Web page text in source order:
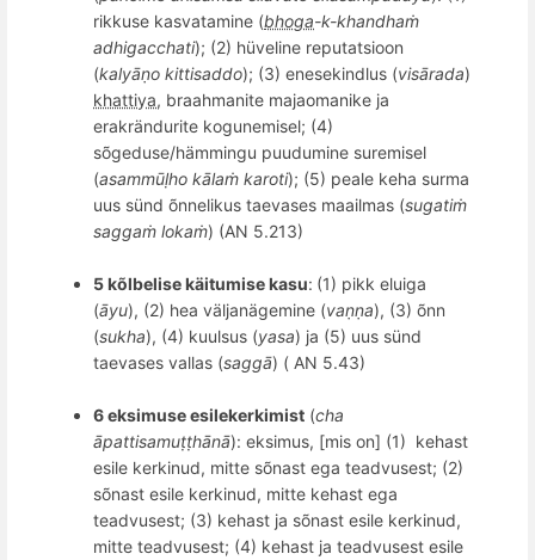
rikkuse kasvatamine (bhoga-k-khandhaṁ
adhigacchati); (2) hüveline reputatsioon
(kalyāṇo kittisaddo); (3) enesekindlus (visārada)
khattiya, braahmanite majaomanike ja
erakrändurite kogunemisel; (4)
sõgeduse/hämmingu puudumine suremisel
(asammūḷho kālaṁ karoti); (5) peale keha surma
uus sünd õnnelikus taevases maailmas (sugatiṁ
saggaṁ lokaṁ) (AN 5.213)
5 kõlbelise käitumise kasu: (1) pikk eluiga
(āyu), (2) hea väljanägemine (vaṇṇa), (3) õnn
(sukha), (4) kuulsus (yasa) ja (5) uus sünd
taevases vallas (saggā) ( AN 5.43)
6 eksimuse esilekerkimist (cha
āpattisamuṭṭhānā): eksimus, [mis on] (1) kehast
esile kerkinud, mitte sõnast ega teadvusest; (2)
sõnast esile kerkinud, mitte kehast ega
teadvusest; (3) kehast ja sõnast esile kerkinud,
mitte teadvusest; (4) kehast ja teadvusest esile